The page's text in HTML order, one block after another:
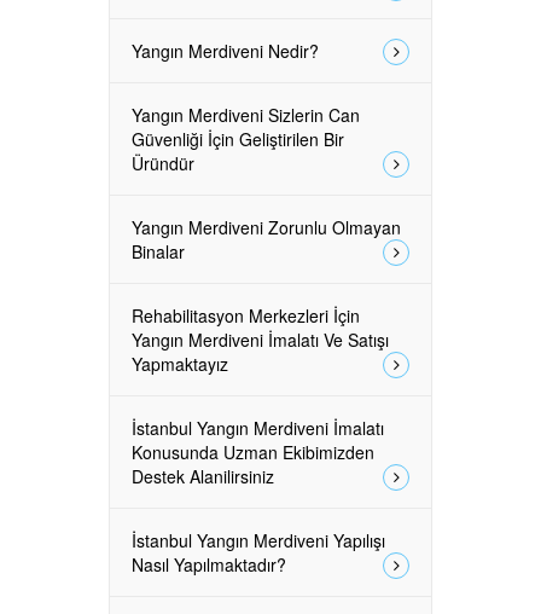
Yangın Merdiveni Nedir?
Yangın Merdiveni Sizlerin Can
Güvenliği İçin Geliştirilen Bir
Üründür
Yangın Merdiveni Zorunlu Olmayan
Binalar
Rehabilitasyon Merkezleri İçin
Yangın Merdiveni İmalatı Ve Satışı
Yapmaktayız
İstanbul Yangın Merdiveni İmalatı
Konusunda Uzman Ekibimizden
Destek Alanilirsiniz
İstanbul Yangın Merdiveni Yapılışı
Nasıl Yapılmaktadır?